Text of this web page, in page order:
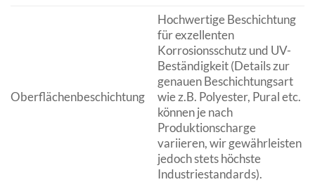
Oberflächenbeschichtung
Hochwertige Beschichtung
für exzellenten
Korrosionsschutz und UV-
Beständigkeit (Details zur
genauen Beschichtungsart
wie z.B. Polyester, Pural etc.
können je nach
Produktionscharge
variieren, wir gewährleisten
jedoch stets höchste
Industriestandards).